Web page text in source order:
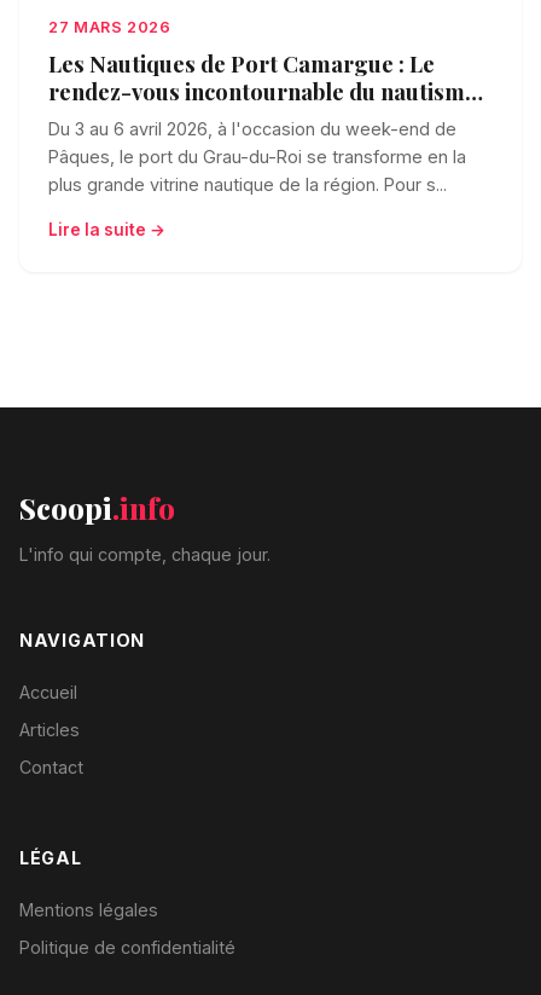
27 MARS 2026
Les Nautiques de Port Camargue : Le
rendez-vous incontournable du nautisme
en Méditerranée
Du 3 au 6 avril 2026, à l'occasion du week-end de
Pâques, le port du Grau-du-Roi se transforme en la
plus grande vitrine nautique de la région. Pour s...
Lire la suite →
Scoopi.info
L'info qui compte, chaque jour.
NAVIGATION
Accueil
Articles
Contact
LÉGAL
Mentions légales
Politique de confidentialité